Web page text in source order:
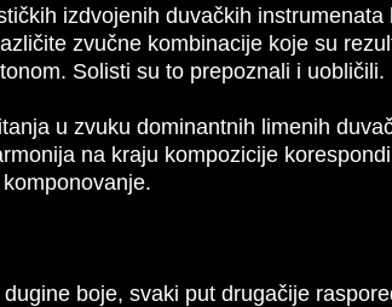
izdvojenih duvačkih instrumenata
zvučne kombinacije koje su
Solisti su to prepoznali i uobličili.
u zvuku dominantnih limenih
na kraju kompozicije
boje, svaki put drugačije